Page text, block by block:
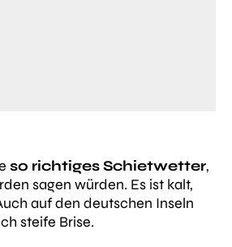
so richtiges Schietwetter,
sagen würden. Es ist kalt,
auf den deutschen Inseln
steife Brise.